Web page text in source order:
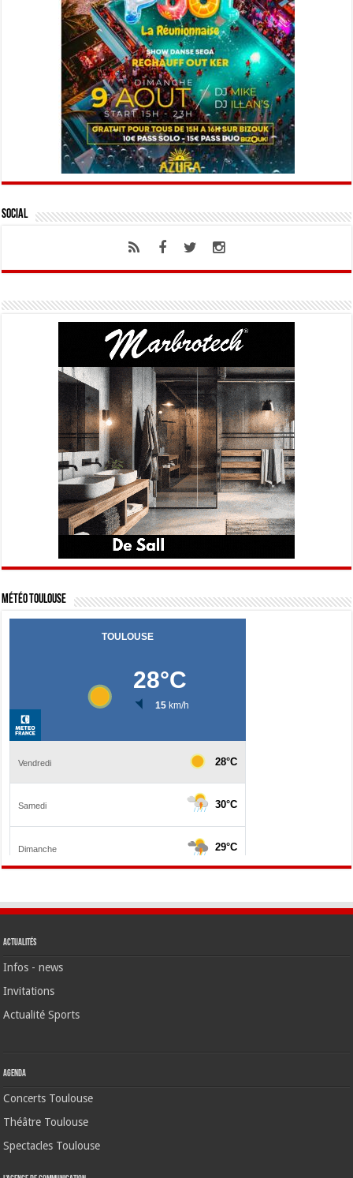
Social
Météo Toulouse
Actualités
Infos - news
Invitations
Actualité Sports
Agenda
Concerts Toulouse
Théâtre Toulouse
Spectacles Toulouse